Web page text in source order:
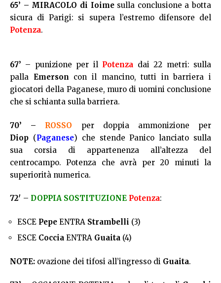
65’ – MIRACOLO di Ioimesulla conclusione a botta
sicura di Parigi: si supera l’estremo difensore del
Potenza.
67’ – punizione per il Potenza dai 22 metri: sulla
palla Emerson con il mancino, tutti in barriera i
giocatori della Paganese, muro di uomini conclusione
che si schianta sulla barriera.
70’ – ROSSO per doppia ammonizione per
Diop (Paganese) che stende Panico lanciato sulla
sua corsia di appartenenza all’altezza del
centrocampo. Potenza che avrà per 20 minuti la
superiorità numerica.
72′ – DOPPIA SOSTITUZIONE Potenza:
ESCE Pepe ENTRA Strambelli (3)
ESCE Coccia ENTRA Guaita (4)
NOTE: ovazione dei tifosi all’ingresso di Guaita.